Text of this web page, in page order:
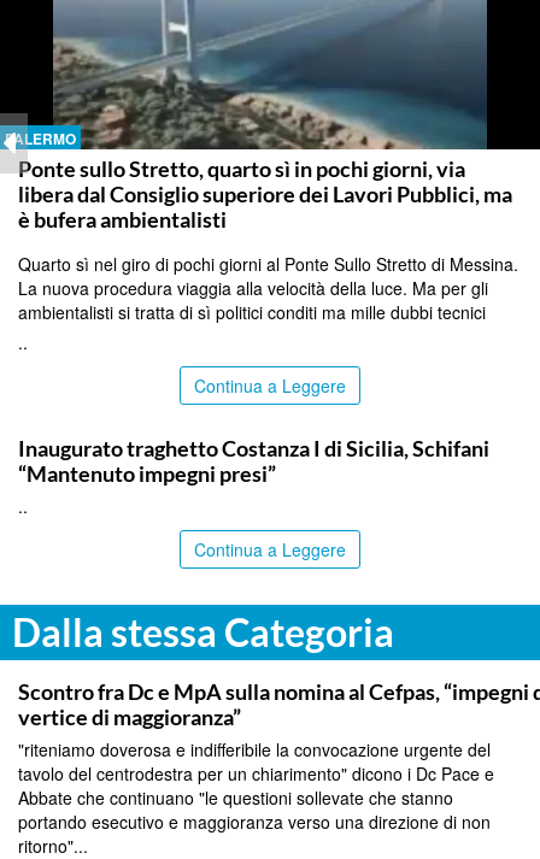
PALERMO
Ponte sullo Stretto, quarto sì in pochi giorni, via
libera dal Consiglio superiore dei Lavori Pubblici, ma
è bufera ambientalisti
Quarto sì nel giro di pochi giorni al Ponte Sullo Stretto di Messina.
La nuova procedura viaggia alla velocità della luce. Ma per gli
ambientalisti si tratta di sì politici conditi ma mille dubbi tecnici
..
Continua a Leggere
Inaugurato traghetto Costanza I di Sicilia, Schifani
“Mantenuto impegni presi”
..
Continua a Leggere
Dalla stessa Categoria
CALTANISSETTA
Scontro fra Dc e MpA sulla nomina al Cefpas,
vertice di maggioranza”
"riteniamo doverosa e indifferibile la convocazione urgente del
tavolo del centrodestra per un chiarimento" dicono i Dc Pace e
Abbate che continuano "le questioni sollevate che stanno
portando esecutivo e maggioranza verso una direzione di non
ritorno"...